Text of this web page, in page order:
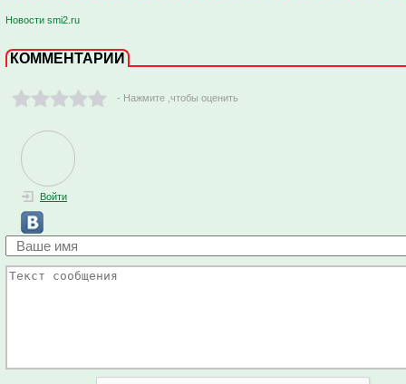
Новости smi2.ru
КОММЕНТАРИИ
- Нажмите ,чтобы оценить
Войти